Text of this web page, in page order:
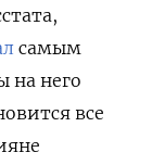
самым
него
все